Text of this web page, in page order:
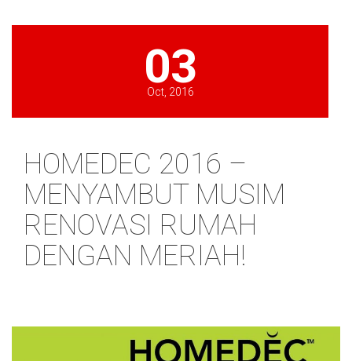
03
Oct, 2016
HOMEDEC 2016 –
MENYAMBUT MUSIM
RENOVASI RUMAH
DENGAN MERIAH!